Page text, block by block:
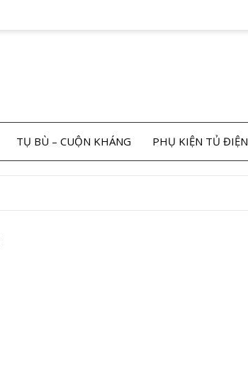
TỤ BÙ – CUỘN KHÁNG PHỤ KIỆN TỦ ĐIỆN